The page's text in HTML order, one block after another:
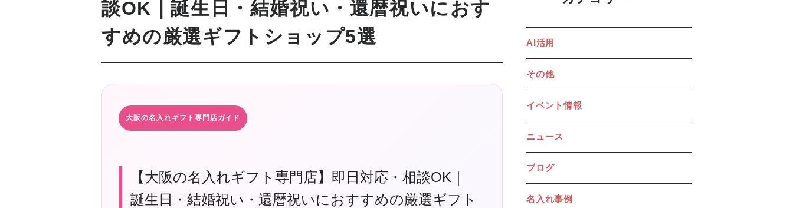
談OK｜誕生日・結婚祝い・還暦祝いにおす
すめの厳選ギフトショップ5選
大阪の名入れギフト専門店ガイド
【大阪の名入れギフト専門店】即日対応・相談OK｜
誕生日・結婚祝い・還暦祝いにおすすめの厳選ギフト
AI活用
その他
イベント情報
ニュース
ブログ
名入れ事例